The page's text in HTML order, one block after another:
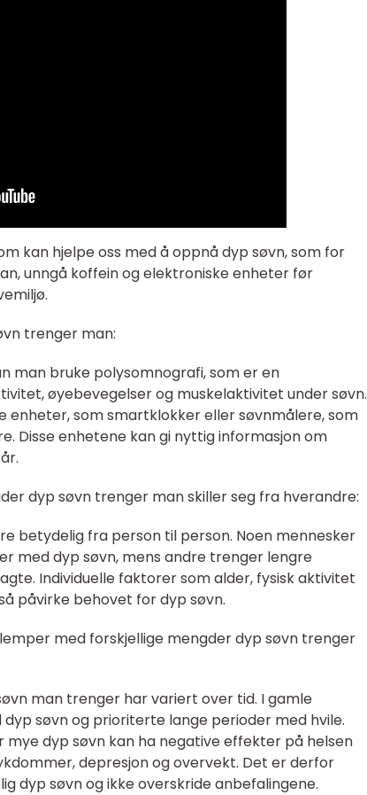
kan hjelpe oss med å oppnå dyp søvn, som for
unngå koffein og elektroniske enheter før
trenger man:
man bruke polysomnografi, som er en
øyebevegelser og muskelaktivitet under søvn.
som smartklokker eller søvnmålere, som
Disse enhetene kan gi nyttig informasjon om
dyp søvn trenger man skiller seg fra hverandre:
betydelig fra person til person. Noen mennesker
med dyp søvn, mens andre trenger lengre
Individuelle faktorer som alder, fysisk aktivitet
påvirke behovet for dyp søvn.
med forskjellige mengder dyp søvn trenger
man trenger har variert over tid. I gamle
søvn og prioriterte lange perioder med hvile.
dyp søvn kan ha negative effekter på helsen
depresjon og overvekt. Det er derfor
dyp søvn og ikke overskride anbefalingene.